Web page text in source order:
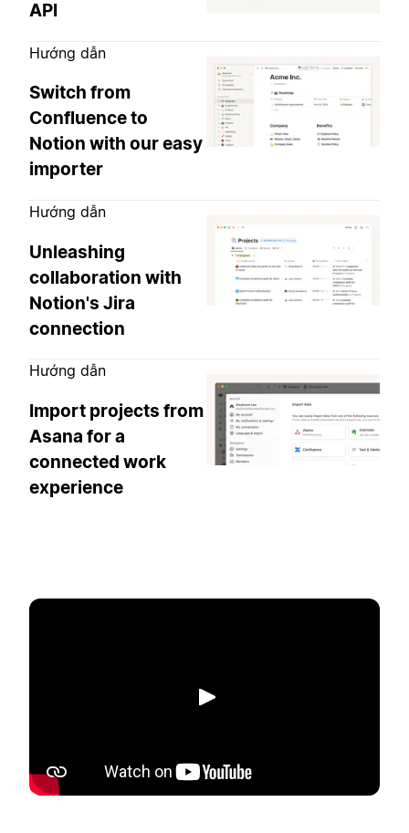
API
Hướng dẫn
Switch from
Confluence to
Notion with our easy
importer
Hướng dẫn
Unleashing
collaboration with
Notion's Jira
connection
Hướng dẫn
Import projects from
Asana for a
connected work
experience
Phát